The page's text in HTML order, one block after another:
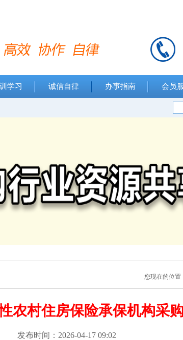
学习 诚信自律 办事指南 会员
您现在的位置
农村住房保险承保机构采
发布时间：2026-04-17 09:02